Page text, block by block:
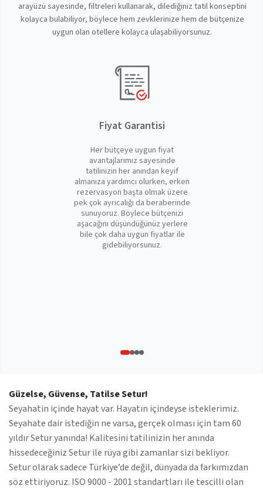
arayüzü sayesinde, filtreleri kullanarak, dilediğiniz tatil konseptini
kolayca bulabiliyor, böylece hem zevklerinize hem de bütçenize
uygun olan otellere kolayca ulaşabiliyorsunuz.
Fiyat Garantisi
Her bütçeye uygun fiyat
avantajlarımız sayesinde
tatilinizin her anından keyif
almanıza yardımcı olurken, erken
rezervasyon başta olmak üzere
pek çok ayrıcalığı da beraberinde
sunuyoruz. Böylece bütçenizi
aşacağını düşündüğünüz yerlere
bile çok daha uygun fiyatlar ile
gidebiliyorsunuz.
Güzelse, Güvense, Tatilse Setur!
Seyahatin içinde hayat var. Hayatın içindeyse isteklerimiz.
Seyahate dair istediğin ne varsa, gerçek olması için tam 60
yıldır Setur yanında! Kalitesini tatilinizin her anında
hissedeceğiniz Setur ile rüya gibi zamanlar sizi bekliyor.
Setur olarak sadece Türkiye’de değil, dünyada da farkımızdan
söz ettiriyoruz. ISO 9000 - 2001 standartları ile tescilli olan